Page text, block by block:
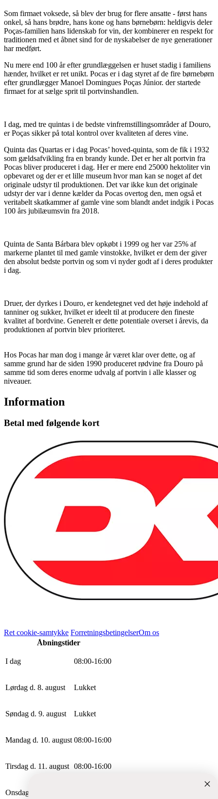
Som firmaet voksede, så blev der brug for flere ansatte - først hans
onkel, så hans brødre, hans kone og hans børnebørn: heldigvis deler
Poças-familien hans lidenskab for vin, der kombinerer en respekt for
traditionen med et åbnet sind for de nyskabelser de nye generationer
har medført.
Nu mere end 100 år efter grundlæggelsen er huset stadig i familiens
hænder, hvilket er ret unikt. Pocas er i dag styret af de fire børnebørn
efter grundlægger Manoel Domingues Poças Júnior. der startede
firmaet for at sælge sprit til portvinshandlen.
I dag, med tre quintas i de bedste vinfremstillingsområder af Douro,
er Poças sikker på total kontrol over kvaliteten af deres vine.
Quinta das Quartas er i dag Pocas’ hoved-quinta, som de fik i 1932
som gældsafvikling fra en brandy kunde. Det er her alt portvin fra
Pocas bliver produceret i dag. Her er mere end 25000 hektoliter vin
opbevaret og der er et lille museum hvor man kan se noget af det
originale udstyr til produktionen. Det var ikke kun det originale
udstyr der var i denne kælder da Pocas overtog den, men også et
veritabelt skatkammer af gamle vine som blandt andet indgik i Pocas
100 års jubilæumsvin fra 2018.
Quinta de Santa Bárbara blev opkøbt i 1999 og her var 25% af
markerne plantet til med gamle vinstokke, hvilket er dem der giver
den absolut bedste portvin og som vi nyder godt af i deres produkter
i dag.
Druer, der dyrkes i Douro, er kendetegnet ved det høje indehold af
tanniner og sukker, hvilket er ideelt til at producere den fineste
kvalitet af bordvine. Generelt er dette potentiale overset i årevis, da
produktionen af portvin blev prioriteret.
Hos Pocas har man dog i mange år været klar over dette, og af
samme grund har de siden 1990 produceret rødvine fra Douro på
samme tid som deres enorme udvalg af portvin i alle klasser og
niveauer.
Information
Betal med følgende kort
Ret cookie-samtykke ForretningsbetingelserOm os
Åbningstider
I dag 08:00-16:00
Lørdag d. 8. august Lukket
Søndag d. 9. august Lukket
Mandag d. 10. august 08:00-16:00
Tirsdag d. 11. august 08:00-16:00
Onsdag d. 12. august